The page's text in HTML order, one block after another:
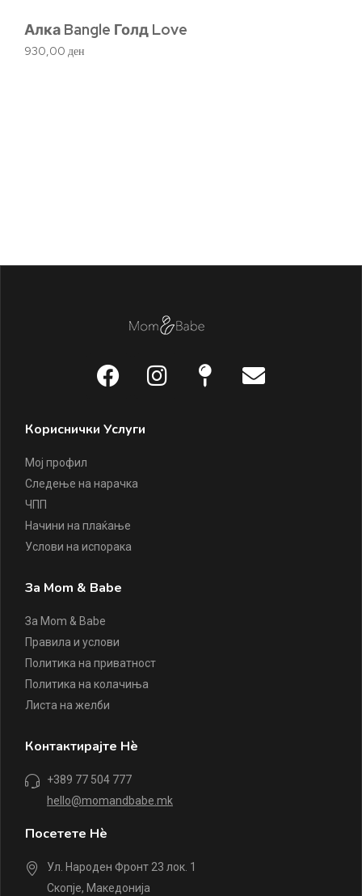
Алка Bangle Голд Love
930,00 ден
Кориснички Услуги
Мој профил
Следење на нарачка
ЧПП
Начини на плаќање
Услови на испорака
За Mom & Babe
За Mom & Babe
Правила и услови
Политика на приватност
Политика на колачиња
Листа на желби
Контактирајте Нè
+389 77 504 777
hello@momandbabe.mk
Посетете Нè
Ул. Народен Фронт 23 лок. 1
Скопје, Македонија